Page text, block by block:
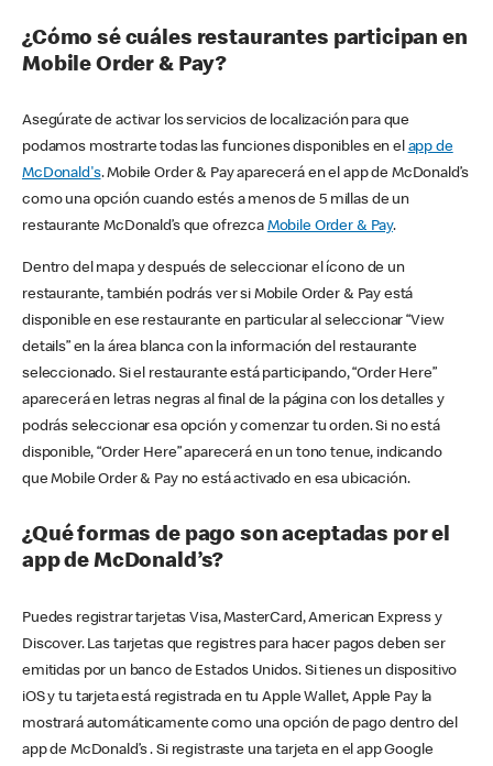
¿Cómo sé cuáles restaurantes participan en
Mobile Order & Pay?
Asegúrate de activar los servicios de localización para que
podamos mostrarte todas las funciones disponibles en el app de
McDonald's. Mobile Order & Pay aparecerá en el app de McDonald’s
como una opción cuando estés a menos de 5 millas de un
restaurante McDonald’s que ofrezca Mobile Order & Pay.
Dentro del mapa y después de seleccionar el ícono de un
restaurante, también podrás ver si Mobile Order & Pay está
disponible en ese restaurante en particular al seleccionar “View
details” en la área blanca con la información del restaurante
seleccionado. Si el restaurante está participando, “Order Here”
aparecerá en letras negras al final de la página con los detalles y
podrás seleccionar esa opción y comenzar tu orden. Si no está
disponible, “Order Here” aparecerá en un tono tenue, indicando
que Mobile Order & Pay no está activado en esa ubicación.
¿Qué formas de pago son aceptadas por el
app de McDonald’s?
Puedes registrar tarjetas Visa, MasterCard, American Express y
Discover. Las tarjetas que registres para hacer pagos deben ser
emitidas por un banco de Estados Unidos. Si tienes un dispositivo
iOS y tu tarjeta está registrada en tu Apple Wallet, Apple Pay la
mostrará automáticamente como una opción de pago dentro del
app de McDonald’s . Si registraste una tarjeta en el app Google